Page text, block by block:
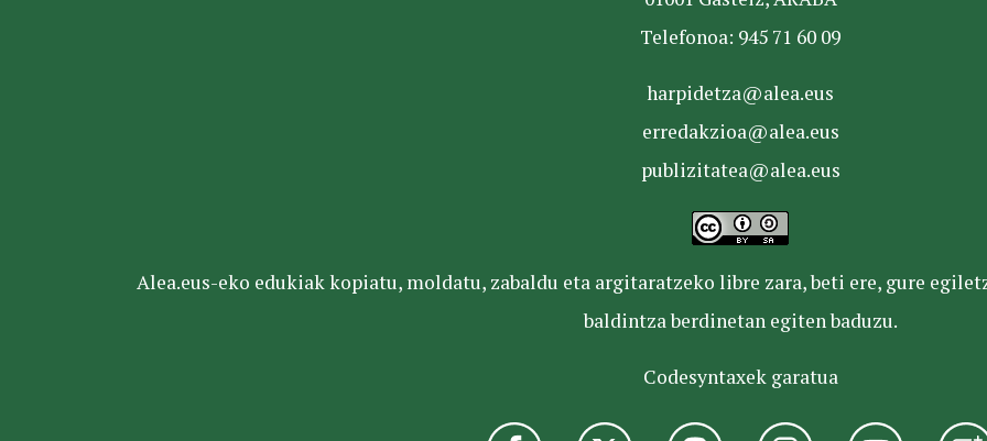
Telefonoa: 945 71 60 09
harpidetza@alea.eus
erredakzioa@alea.eus
publizitatea@alea.eus
Alea.eus-eko edukiak kopiatu, moldatu, zabaldu eta argitaratzeko libre zara, beti ere, gure
baldintza berdinetan egiten baduzu.
Codesyntaxek garatua